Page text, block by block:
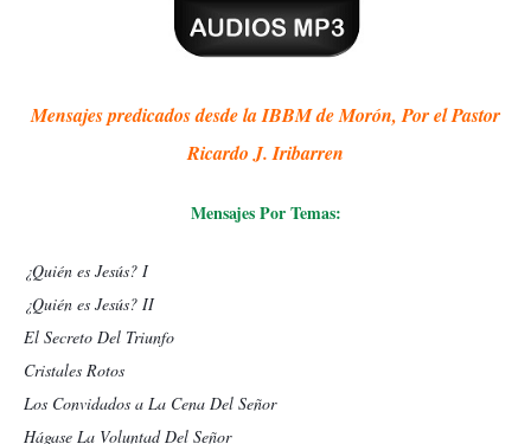
Mensajes predicados desde la IBBM de Morón, Por el Pastor
Ricardo J. Iribarren
Mensajes Por Temas:
¿Quién es Jesús? I
¿Quién es Jesús? II
El Secreto Del Triunfo
Cristales Rotos
Los Convidados a La Cena Del Señor
Hágase La Voluntad Del Señor